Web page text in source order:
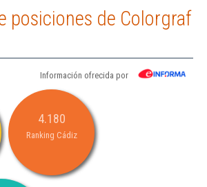
posiciones de Colorgraf
Información ofrecida por
4.180
Ranking Cádiz